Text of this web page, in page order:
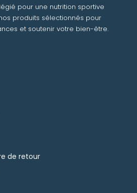
pour une nutrition sportive
produits sélectionnés pour
et soutenir votre bien-être.
de retour